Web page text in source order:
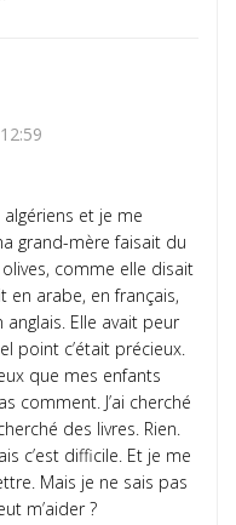
algériens et je me
grand-mère faisait du
comme elle disait
en arabe, en français,
Elle avait peur
point c’était précieux.
que mes enfants
comment. J’ai cherché
des livres. Rien.
c’est difficile. Et je me
Mais je ne sais pas
m’aider ?